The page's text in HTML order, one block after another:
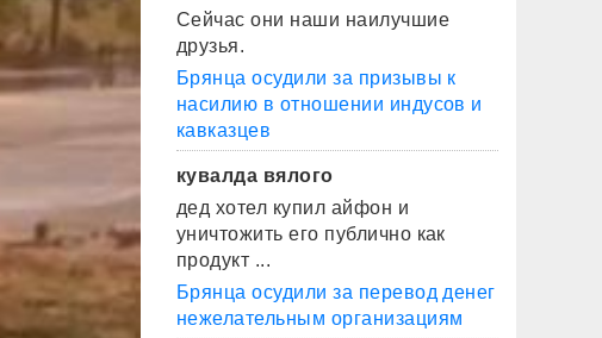
Сейчас они наши наилучшие
друзья.
Брянца осудили за призывы к
насилию в отношении индусов и
кавказцев
кувалда вялого
дед хотел купил айфон и
уничтожить его публично как
продукт ...
Брянца осудили за перевод денег
нежелательным организациям